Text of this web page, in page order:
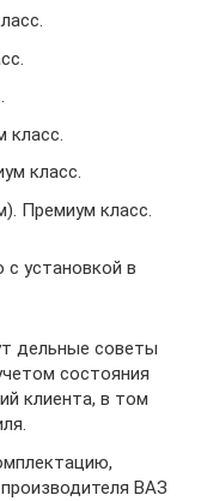
класс.
класс.
Премиум класс.
с установкой в
дельные советы
состояния
клиента, в том
ВАЗ